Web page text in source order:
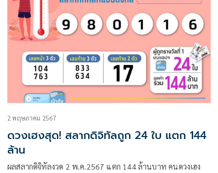
2 พฤษภาคม 2567
ดวงเฮงสุด! สลากดิจิทัลถูก 24 ใบ แตก 144
ล้าน
ผลสลากดิจิทัลงวด 2 พ.ค.2567 แตก 144 ล้านบาท คนดวงเฮง